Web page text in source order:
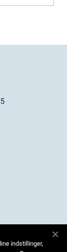
indstillinger,